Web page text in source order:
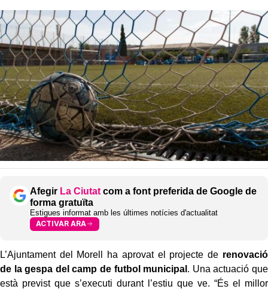
Afegir La Ciutat com a font preferida de Google de
forma gratuïta
Estigues informat amb les últimes notícies d'actualitat
ACTIVAR ARA
L’Ajuntament del Morell ha aprovat el projecte de renovació
de la gespa del camp de futbol municipal . Una actuació que
està previst que s’executi durant l’estiu que ve. “És el millor